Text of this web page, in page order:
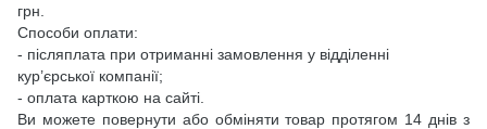
грн.
Способи оплати:
- післяплата при отриманні замовлення у відділенні
кур’єрської компанії;
- оплата карткою на сайті.
Ви можете повернути або обміняти товар протягом 14 днів з